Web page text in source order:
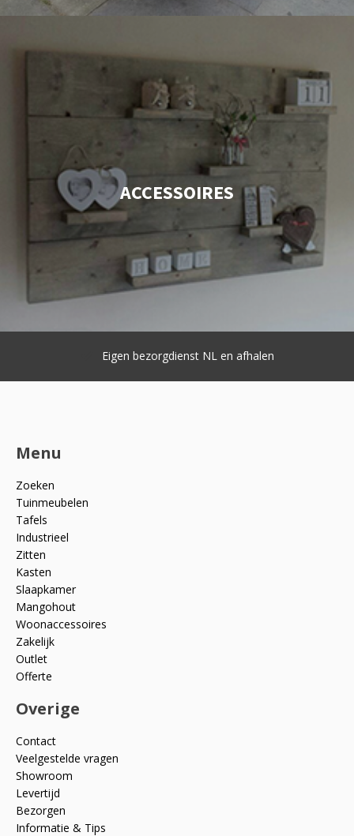
ACCESSOIRES
Eigen bezorgdienst NL en afhalen
Menu
Zoeken
Tuinmeubelen
Tafels
Industrieel
Zitten
Kasten
Slaapkamer
Mangohout
Woonaccessoires
Zakelijk
Outlet
Offerte
Overige
Contact
Veelgestelde vragen
Showroom
Levertijd
Bezorgen
Informatie & Tips